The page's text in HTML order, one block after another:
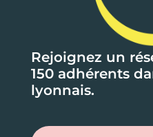
Rejoignez un
150 adhérents
lyonnais.